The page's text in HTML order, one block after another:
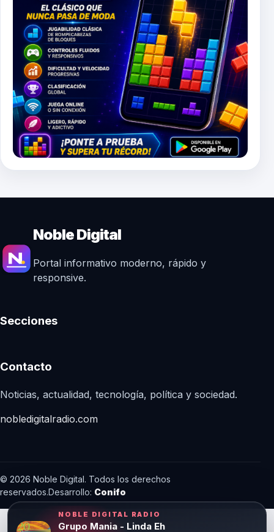
Noble Digital
Portal informativo moderno, rápido y
responsive.
Secciones
Contacto
Noticias, actualidad, tecnología, política y sociedad.
nobledigitalradio.com
© 2026 Noble Digital. Todos los derechos
reservados.Desarrollo: Conifo
NOBLE DIGITAL RADIO
Grupo Mania - Linda Eh